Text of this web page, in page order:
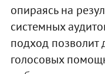
опираясь на
системных
подход позволит
голосовых